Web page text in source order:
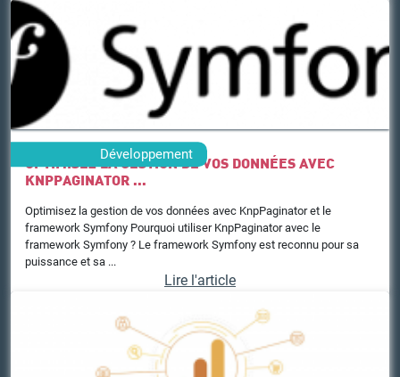
Développement
OPTIMISEZ LA GESTION DE VOS DONNÉES AVEC
KNPPAGINATOR ...
Optimisez la gestion de vos données avec KnpPaginator et le
framework Symfony Pourquoi utiliser KnpPaginator avec le
framework Symfony ? Le framework Symfony est reconnu pour sa
puissance et sa ...
Lire l'article